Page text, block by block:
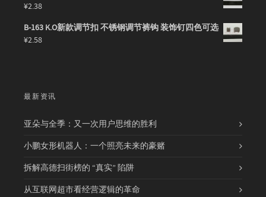
¥2.38
B-163 K.O新款调节扣 不锈钢调节裤钩 装饰钉四色可选
¥2.58
最新资讯
亚朵与全季：又一次用户思维的胜利
小鹏女形机器人：一个照亮未来的豪赌
拆解高德扫街榜的 “真实” 陷阱
从互联网超市看经营逻辑的革命